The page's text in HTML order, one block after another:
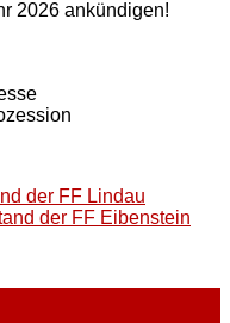
2026 ankündigen!
der FF Lindau
der FF Eibenstein